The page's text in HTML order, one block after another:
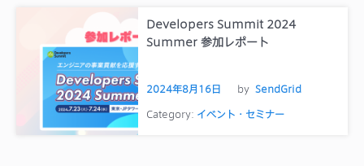
Developers Summit 2024
Summer 参加レポート
2024年8月16日 by SendGrid
Category: イベント・セミナー